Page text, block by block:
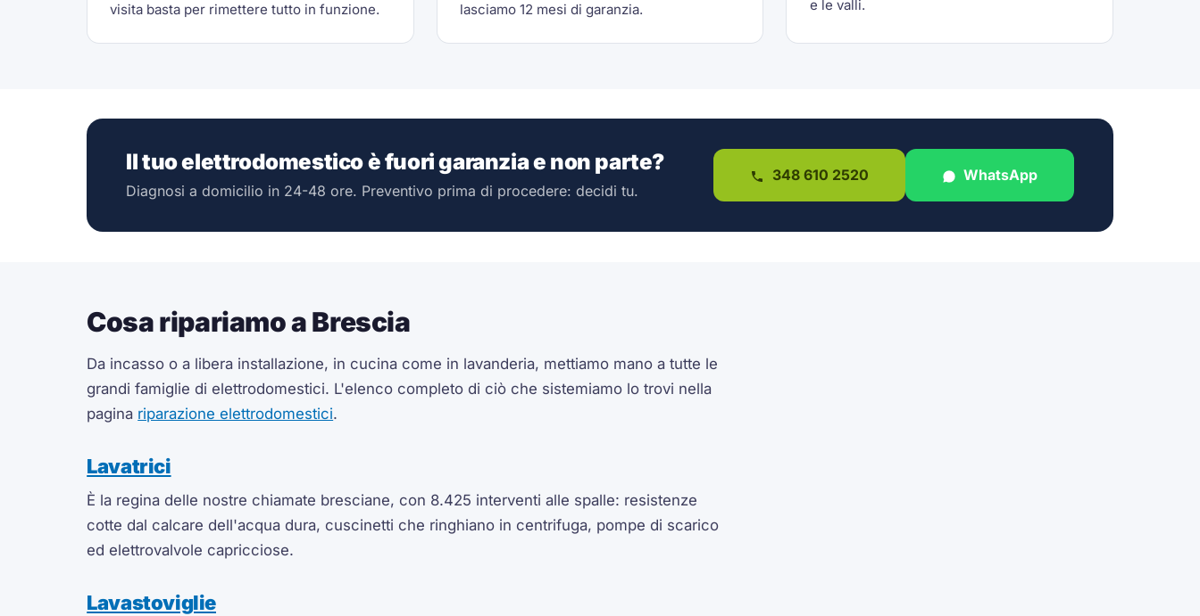
visita basta per rimettere tutto in funzione.
lasciamo 12 mesi di garanzia.
e le valli.
Il tuo elettrodomestico è fuori garanzia e non parte?
Diagnosi a domicilio in 24-48 ore. Preventivo prima di procedere: decidi tu.
348 610 2520 WhatsApp
Cosa ripariamo a Brescia
Da incasso o a libera installazione, in cucina come in lavanderia, mettiamo mano a tutte le
grandi famiglie di elettrodomestici. L'elenco completo di ciò che sistemiamo lo trovi nella
pagina riparazione elettrodomestici.
Lavatrici
È la regina delle nostre chiamate bresciane, con 8.425 interventi alle spalle: resistenze
cotte dal calcare dell'acqua dura, cuscinetti che ringhiano in centrifuga, pompe di scarico
ed elettrovalvole capricciose.
Lavastoviglie